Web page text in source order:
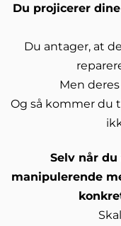
Du projicerer
Du antager, at
Men
Og så kommer du
Selv når
manipulerende